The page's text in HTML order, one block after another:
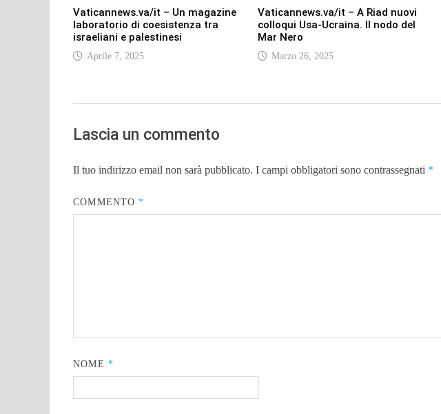
Vaticannews.va/it – Un magazine
laboratorio di coesistenza tra
israeliani e palestinesi
Aprile 7, 2025
Vaticannews.va/it – A Riad nuovi
colloqui Usa-Ucraina. Il nodo del
Mar Nero
Marzo 26, 2025
Lascia un commento
Il tuo indirizzo email non sarà pubblicato. I campi obbligatori sono contrassegnati *
COMMENTO *
NOME *